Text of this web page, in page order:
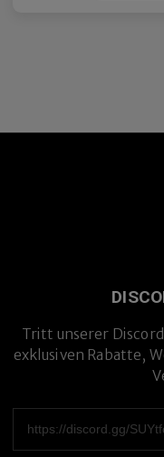
Tritt unserer
exklusiven Rabatte,